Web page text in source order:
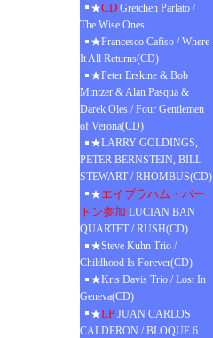
★CD Gretchen Parlato /
The Wise Ones
★Francesco Cafiso / Where
It All Returns(CD)
★Peter Erskine & Bob
Mintzer & Alan Pasqua &
Darek Oles / Four Gentlemen
of Verona(CD)
★LARRY GOLDINGS,
PETER BERNSTEIN, BILL
STEWART / RHOMBUS(CD)
★エイブラハム・バー
トン参加 LUCIAN BAN
QUARTET / RUSH(CD)
★Steve Kuhn Trio /
Childhood Is Forever(CD)
★Kris Davis Trio / Lost In
Geneva(CD)
★LP JUAN CARLOS
CALDERON / BLOQUE 6